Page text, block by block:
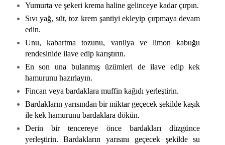
Yumurta ve şekeri krema haline gelinceye kadar çırpın.
Sıvı yağ, süt, toz krem şantiyi ekleyip çırpmaya devam
edin.
Unu, kabartma tozunu, vanilya ve limon kabuğu
rendesinide ilave edip karıştırın.
En son una bulanmış üzümleri de ilave edip kek
hamurunu hazırlayın.
Fincan veya bardaklara muffin kağıdı yerleştirin.
Bardakların yarısından bir miktar geçecek şekilde kaşık
ile kek hamurunu bardaklara dökün.
Derin bir tencereye önce bardakları düzgünce
yerleştirin. Bardakların yarısını geçecek şekilde su